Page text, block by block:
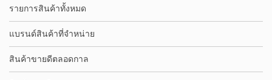
รายการสินค้าทั้งหมด
แบรนด์สินค้าที่จำหน่าย
สินค้าขายดีตลอดกาล